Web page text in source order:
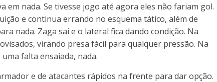
em nada. Se tivesse jogo até agora eles não fariam gol.
e continua errando no esquema tático, além de
nada. Zaga sai e o lateral fica dando condição. Na
virando presa fácil para qualquer pressão. Na
falta ensaiada, nada.
e de atacantes rápidos na frente para dar opção.